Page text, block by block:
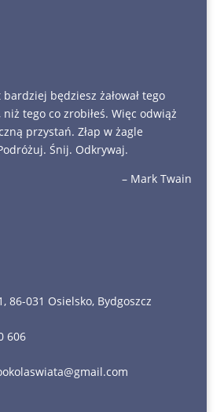
będziesz żałował tego
niż tego co zrobiłeś. Więc odwiąż
przystań. Złap w żagle
Śnij. Odkrywaj.
– Mark Twain
86-031 Osielsko, Bydgoszcz
606